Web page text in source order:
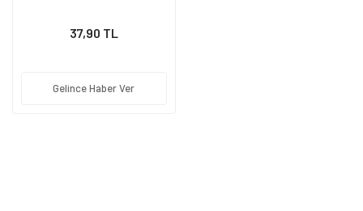
37,90 TL
Gelince Haber Ver